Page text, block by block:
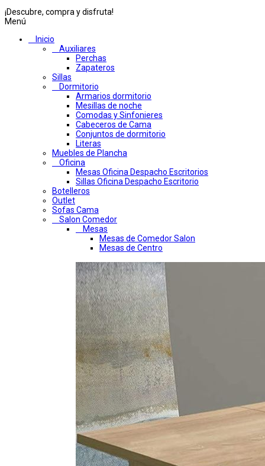
¡Descubre, compra y disfruta!
Menú
Inicio
Auxiliares
Perchas
Zapateros
Sillas
Dormitorio
Armarios dormitorio
Mesillas de noche
Comodas y Sinfonieres
Cabeceros de Cama
Conjuntos de dormitorio
Literas
Muebles de Plancha
Oficina
Mesas Oficina Despacho Escritorios
Sillas Oficina Despacho Escritorio
Botelleros
Outlet
Sofas Cama
Salon Comedor
Mesas
Mesas de Comedor Salon
Mesas de Centro